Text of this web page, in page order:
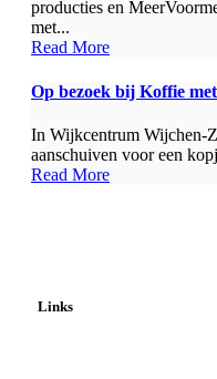
producties en
met...
Read More
Op bezoek bij Koffie
In Wijkcentrum Wijchen-
aanschuiven voor een
Read More
Links